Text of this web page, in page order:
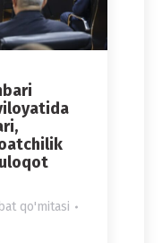
qo'mitasi